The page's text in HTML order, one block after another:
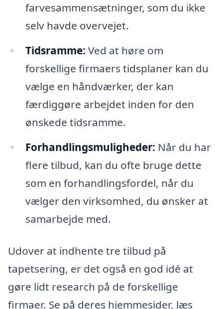
farvesammensætninger, som du ikke
selv havde overvejet.
Tidsramme: Ved at høre om
forskellige firmaers tidsplaner kan du
vælge en håndværker, der kan
færdiggøre arbejdet inden for den
ønskede tidsramme.
Forhandlingsmuligheder: Når du har
flere tilbud, kan du ofte bruge dette
som en forhandlingsfordel, når du
vælger den virksomhed, du ønsker at
samarbejde med.
Udover at indhente tre tilbud på
tapetsering, er det også en god idé at
gøre lidt research på de forskellige
firmaer. Se på deres hjemmesider, læs